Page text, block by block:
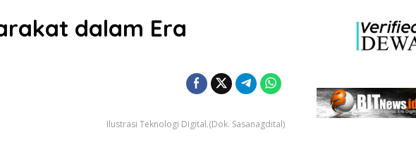
dalam Era
Ilustrasi Teknologi Digital.(Dok. Sasanagdital)